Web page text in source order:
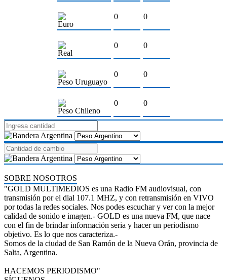
Euro
0 0
Real
0 0
Peso Uruguayo
0 0
Peso Chileno
0 0
SOBRE NOSOTROS
"GOLD MULTIMEDIOS es una Radio FM audiovisual, con
transmisión por el dial 107.1 MHZ, y con retransmisión en VIVO
por todas la redes sociales. Nos podes escuchar y ver con la mejor
calidad de sonido e imagen.- GOLD es una nueva FM, que nace
con el fin de brindar información seria y hacer un periodismo
objetivo. Es lo que nos caracteriza.-
Somos de la ciudad de San Ramón de la Nueva Orán, provincia de
Salta, Argentina.
HACEMOS PERIODISMO"